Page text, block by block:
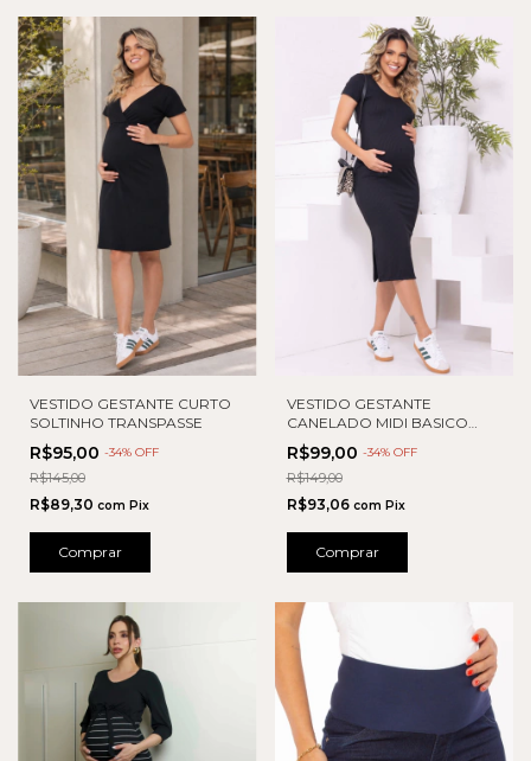
VESTIDO GESTANTE CURTO
SOLTINHO TRANSPASSE
R$95,00 -34% OFF
R$145,00
R$89,30 com Pix
Comprar
VESTIDO GESTANTE
CANELADO MIDI BASICO
COM FENDA
R$99,00 -34% OFF
R$149,00
R$93,06 com Pix
Comprar